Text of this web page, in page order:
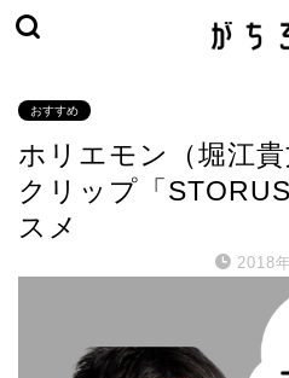
おすすめ
ホリエモン（堀江
クリップ「
スメ
2018